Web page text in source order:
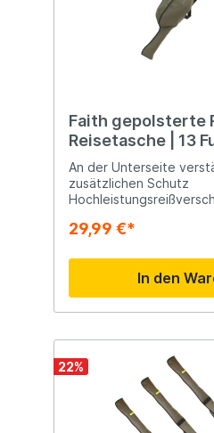
Faith gepolsterte
Reisetasche | 13
An der Unterseite
zusätzlichen Schutz
29,99 €*
In den
22%